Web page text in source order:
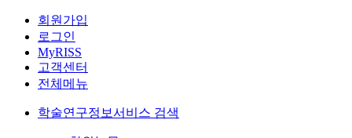
회원가입
로그인
MyRISS
고객센터
전체메뉴
학술연구정보서비스 검색